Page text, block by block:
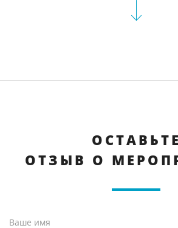
ОСТАВЬТЕ
ОТЗЫВ О